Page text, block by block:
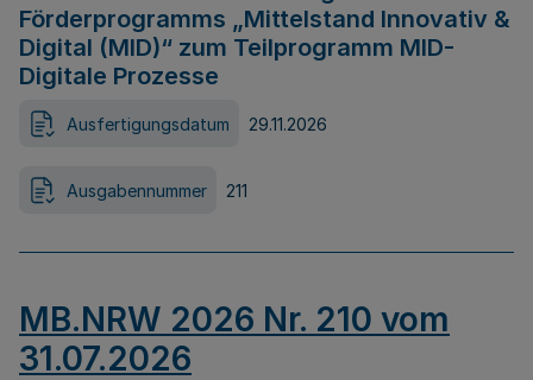
Förderprogramms „Mittelstand Innovativ &
Digital (MID)“ zum Teilprogramm MID-
Digitale Prozesse
Ausfertigungsdatum 29.11.2026
Ausgabennummer 211
MB.NRW 2026 Nr. 210 vom
31.07.2026